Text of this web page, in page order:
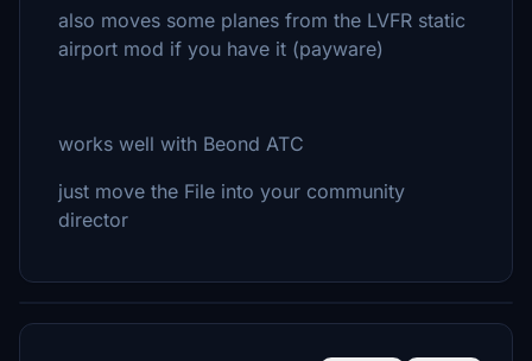
also moves some planes from the LVFR static
airport mod if you have it (payware)
works well with Beond ATC
just move the File into your community
director